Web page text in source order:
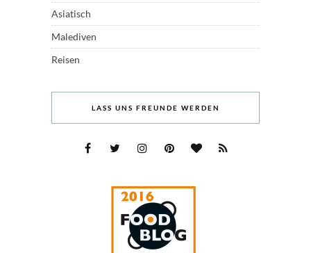
Asiatisch
Malediven
Reisen
LASS UNS FREUNDE WERDEN